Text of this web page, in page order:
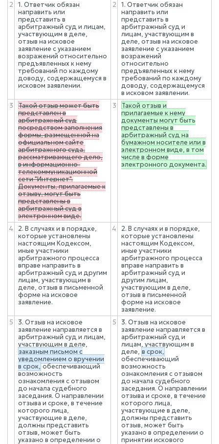
2
1. Ответчик обязан
направить или
представить в
арбитражный суд и лицам,
участвующим в деле,
отзыв на исковое
заявление с указанием
возражений относительно
предъявленных к нему
требований по каждому
доводу, содержащемуся в
исковом заявлении.
2
1. Ответчик обязан
направить или
представить в
арбитражный суд и
лицам, участвующим в
деле, отзыв на исковое
заявление с указанием
возражений
относительно
предъявленных к нему
требований по каждому
доводу, содержащемуся
в исковом заявлении.
3
Такой отзыв может быть
представлен в
арбитражный суд
посредством заполнения
формы, размещенной на
официальном сайте
арбитражного суда,
рассматривающего дело,
в информационно-
телекоммуникационной
сети "Интернет".
Документы, прилагаемые к
отзыву, могут быть
представлены в
арбитражный суд в
электронном виде.
3
Такой отзыв и
прилагаемые к нему
документы могут быть
представлены в
арбитражный суд на
бумажном носителе или в
электронном виде, в том
числе в форме
электронного документа.
4
2. В случаях и в порядке,
которые установлены
настоящим Кодексом,
иные участники
арбитражного процесса
вправе направить в
арбитражный суд и другим
лицам, участвующим в
деле, отзыв в письменной
форме на исковое
заявление.
4
2. В случаях и в порядке,
которые установлены
настоящим Кодексом,
иные участники
арбитражного процесса
вправе направить в
арбитражный суд и
другим лицам,
участвующим в деле,
отзыв в письменной
форме на исковое
заявление.
5
3. Отзыв на исковое
заявление направляется в
арбитражный суд и лицам,
участвующим в деле,
заказным письмом с
уведомлением о вручении
в срок,обеспечивающий
возможность
ознакомления с отзывом
до начала судебного
заседания. О направлении
отзыва и сроке, в течение
которого лица,
участвующие в деле,
должны представить
отзыв, может быть
указано в определении о
5
3. Отзыв на исковое
заявление направляется в
арбитражный суд и
лицам, участвующим в
деле, в срок,
обеспечивающий
возможность
ознакомления с отзывом
до начала судебного
заседания. О направлении
отзыва и сроке, в течение
которого лица,
участвующие в деле,
должны представить
отзыв, может быть
указано в определении о
принятии искового